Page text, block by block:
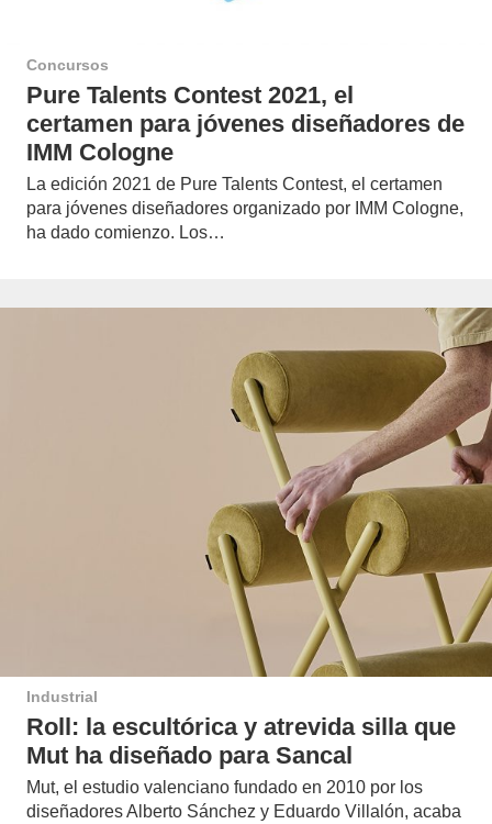
Concursos
Pure Talents Contest 2021, el
certamen para jóvenes diseñadores de
IMM Cologne
La edición 2021 de Pure Talents Contest, el certamen
para jóvenes diseñadores organizado por IMM Cologne,
ha dado comienzo. Los…
Industrial
Roll: la escultórica y atrevida silla que
Mut ha diseñado para Sancal
Mut, el estudio valenciano fundado en 2010 por los
diseñadores Alberto Sánchez y Eduardo Villalón, acaba